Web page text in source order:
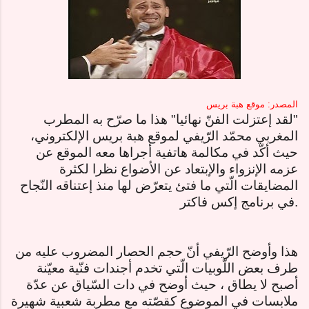
المصدر: موقع هبة بريس
"لقد إعتزلت الفنّ نهائيا" هذا ما صرّح به المطرب
المغربي محمّد الرّيفي لموقع هبة بريس الإلكتروني،
حيث أكّد في مكالمة هاتفية أجراها معه الموقع عن
عزمه الإنزواء والإبتعاد عن الأضواع نظرا لكثرة
المضايقات الّتي ما فتئ يتعرّض لها منذ إعتناقه النّجاح
في برنامج إكس فاكتر.
هذا وأوضح الرّيفي أنّ حجم الحصار المضروب عليه من
طرف بعض اللّوبيات الّتي تخدم أجندات فنّية معيّنة
أصبح لا يطاق ، حيث أوضح في دات السّياق عن عدّة
ملابسات في الموضوع كقصّته مع مطربة شعبية شهيرة